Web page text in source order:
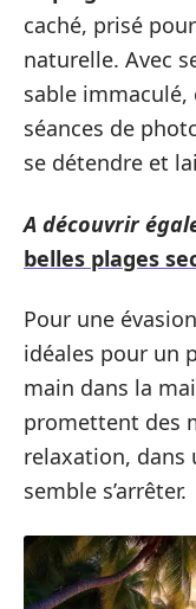
caché, prisé
naturelle. Avec
sable immaculé,
séances de
se détendre et
A découvrir
belles plages
Pour une
idéales pour un
main dans la
promettent des
relaxation, dans
semble s’arrêter.